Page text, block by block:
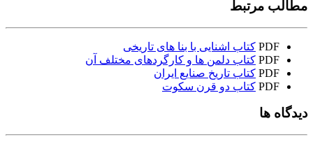
مطالب مرتبط
PDF کتاب اشنایی با بنا های تاریخی
PDF کتاب دلمن ها و کارگردهای مختلف آن
PDF کتاب تاریخ صنایع ایران
PDF کتاب دو قرن سکوت
دیدگاه ها